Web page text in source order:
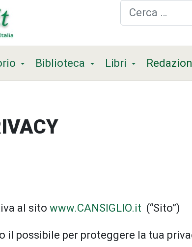
Cerca
Biblioteca Libri
al sito www.CANSIGLIO.it (“Sito”)
possibile per proteggere la tua